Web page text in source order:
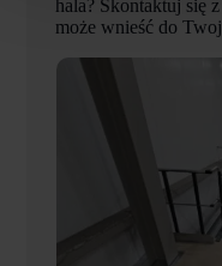
hala? Skontaktuj się
może wnieść do